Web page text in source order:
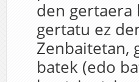
den gertaera
gertatu ez
Zenbaitetan,
batek (edo